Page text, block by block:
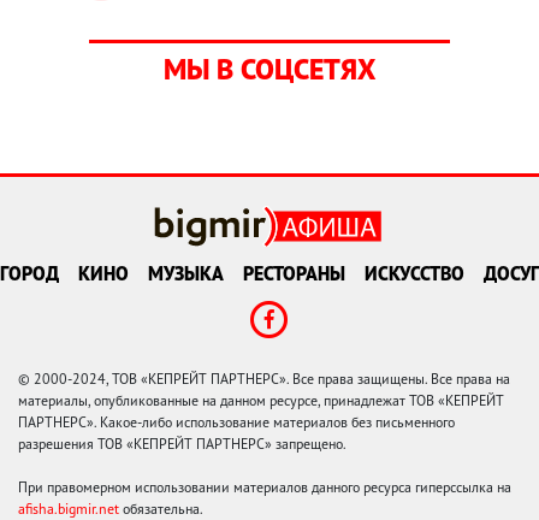
МЫ В СОЦСЕТЯХ
ГОРОД КИНО МУЗЫКА РЕСТОРАНЫ ИСКУССТВО ДОСУГ
© 2000-2024, ТОВ «КЕПРЕЙТ ПАРТНЕРС». Все права защищены. Все права на
материалы, опубликованные на данном ресурсе, принадлежат ТОВ «КЕПРЕЙТ
ПАРТНЕРС». Какое-либо использование материалов без письменного
разрешения ТОВ «КЕПРЕЙТ ПАРТНЕРС» запрещено.
При правомерном использовании материалов данного ресурса гиперссылка на
afisha.bigmir.net обязательна.